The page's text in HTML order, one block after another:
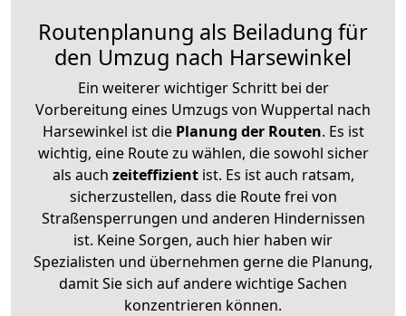
Routenplanung als Beiladung für
den Umzug nach Harsewinkel
Ein weiterer wichtiger Schritt bei der
Vorbereitung eines Umzugs von Wuppertal nach
Harsewinkel ist diePlanung der Routen. Es ist
wichtig, eine Route zu wählen, die sowohl sicher
als auch zeiteffizientist. Es ist auch ratsam,
sicherzustellen, dass die Route frei von
Straßensperrungen und anderen Hindernissen
ist. Keine Sorgen, auch hier haben wir
Spezialisten und übernehmen gerne die Planung,
damit Sie sich auf andere wichtige Sachen
konzentrieren können.